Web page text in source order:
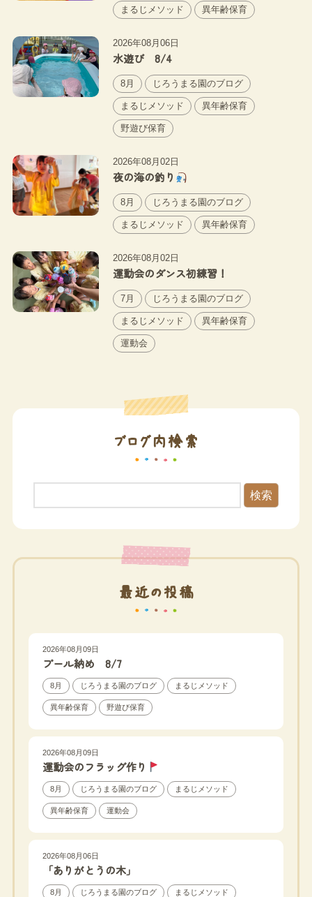
まるじメソッド 異年齢保育
2026年08月06日
水遊び 8/4
8月 じろうまる園のブログ
まるじメソッド 異年齢保育
野遊び保育
2026年08月02日
夜の海の釣り
8月 じろうまる園のブログ
まるじメソッド 異年齢保育
2026年08月02日
運動会のダンス初練習！
7月 じろうまる園のブログ
まるじメソッド 異年齢保育
運動会
ブログ内検索
検索
最近の投稿
2026年08月09日
プール納め 8/7
8月 じろうまる園のブログ まるじメソッド
異年齢保育 野遊び保育
2026年08月09日
運動会のフラッグ作り
8月 じろうまる園のブログ まるじメソッド
異年齢保育 運動会
2026年08月06日
「ありがとうの木」
8月 じろうまる園のブログ まるじメソッド